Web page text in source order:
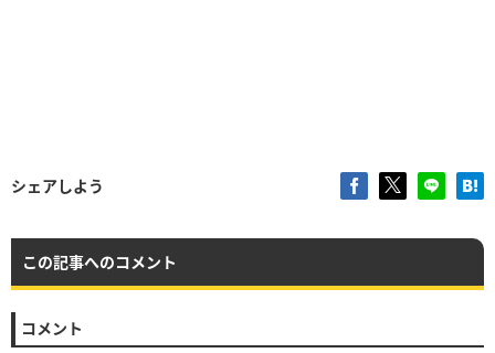
シェアしよう
この記事へのコメント
コメント